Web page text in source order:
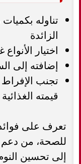
تناوله
الزائدة
اختيار
إضافته إلى
تجنب
قيمته الغذائية
تعرف على
للصحة، من دعم
إلى تحسين